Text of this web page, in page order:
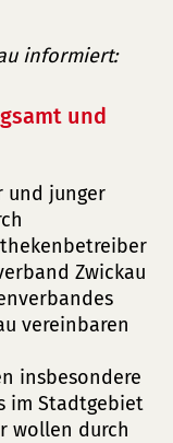
informiert:
und
und junger
Zwickau
vereinbaren
insbesondere
im Stadtgebiet
wollen durch